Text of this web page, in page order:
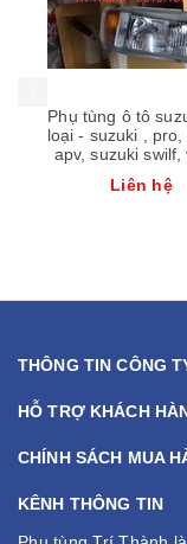
Gương
vitra các loại
tốt
Liên
THÔNG TIN CÔNG
HỖ TRỢ KHÁCH
CHÍNH SÁCH MUA
KÊNH THÔNG TIN